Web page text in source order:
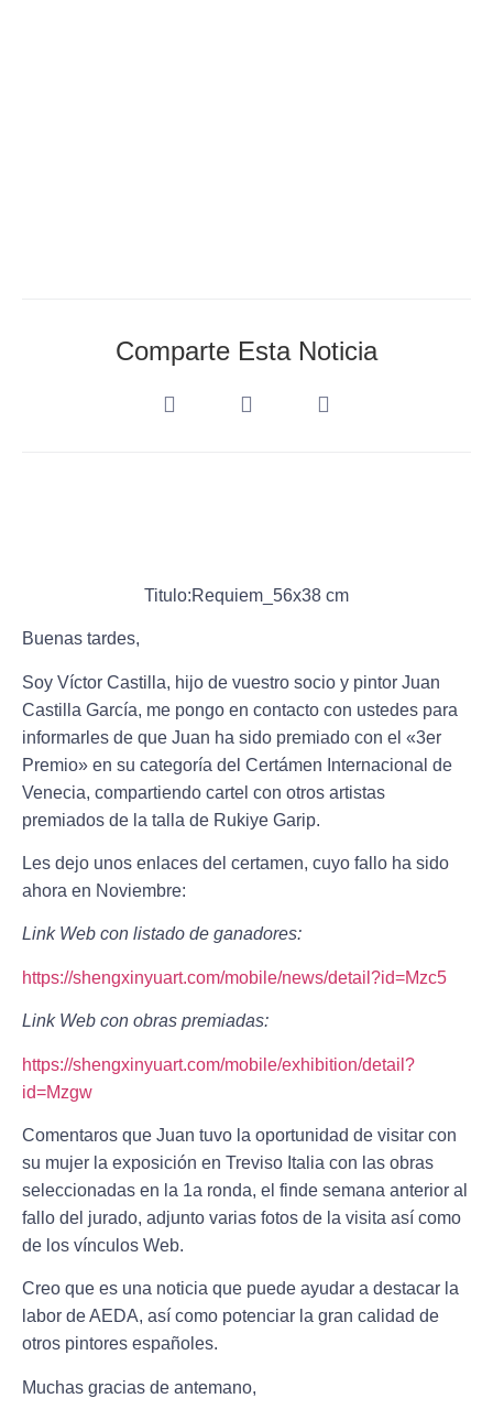
Comparte Esta Noticia
Titulo:Requiem_56x38 cm
Buenas tardes,
Soy Víctor Castilla, hijo de vuestro socio y pintor Juan
Castilla García, me pongo en contacto con ustedes para
informarles de que Juan ha sido premiado con el «3er
Premio» en su categoría del Certámen Internacional de
Venecia, compartiendo cartel con otros artistas
premiados de la talla de Rukiye Garip.
Les dejo unos enlaces del certamen, cuyo fallo ha sido
ahora en Noviembre:
Link Web con listado de ganadores:
https://shengxinyuart.com/mobile/news/detail?id=Mzc5
Link Web con obras premiadas:
https://shengxinyuart.com/mobile/exhibition/detail?
id=Mzgw
Comentaros que Juan tuvo la oportunidad de visitar con
su mujer la exposición en Treviso Italia con las obras
seleccionadas en la 1a ronda, el finde semana anterior al
fallo del jurado, adjunto varias fotos de la visita así como
de los vínculos Web.
Creo que es una noticia que puede ayudar a destacar la
labor de AEDA, así como potenciar la gran calidad de
otros pintores españoles.
Muchas gracias de antemano,